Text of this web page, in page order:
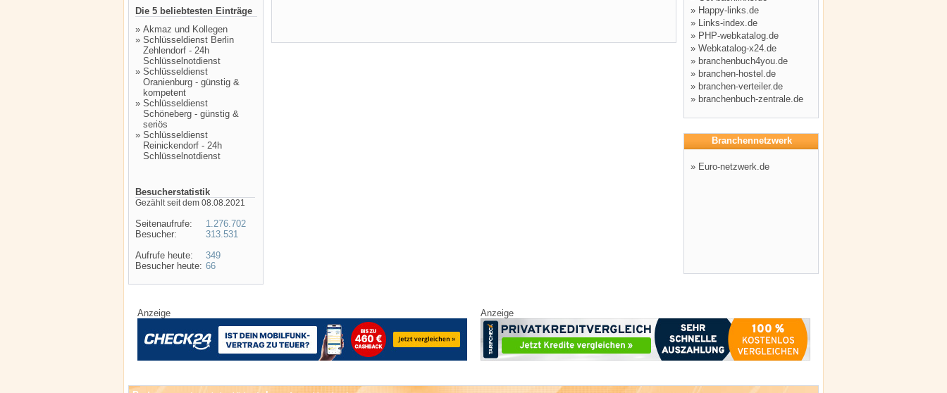
Die 5 beliebtesten Einträge
» Akmaz und Kollegen
» Schlüsseldienst Berlin
Zehlendorf - 24h
Schlüsselnotdienst
» Schlüsseldienst
Oranienburg - günstig &
kompetent
» Schlüsseldienst
Schöneberg - günstig &
seriös
» Schlüsseldienst
Reinickendorf - 24h
Schlüsselnotdienst
Besucherstatistik
Gezählt seit dem 08.08.2021
Seitenaufrufe:
Besucher:
Aufrufe heute:
Besucher heute:
1.276.702
313.531
349
66
» Happy-links.de
» Links-index.de
» PHP-webkatalog.de
» Webkatalog-x24.de
» branchenbuch4you.de
» branchen-hostel.de
» branchen-verteiler.de
» branchenbuch-zentrale.de
Branchennetzwerk
» Euro-netzwerk.de
Anzeige Anzeige